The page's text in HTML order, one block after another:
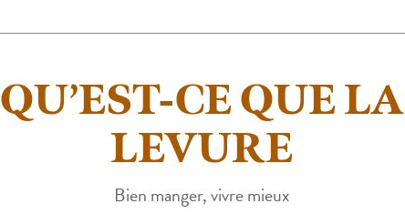
QU’EST-CE QUE LA
LEVURE
Bien manger, vivre mieux